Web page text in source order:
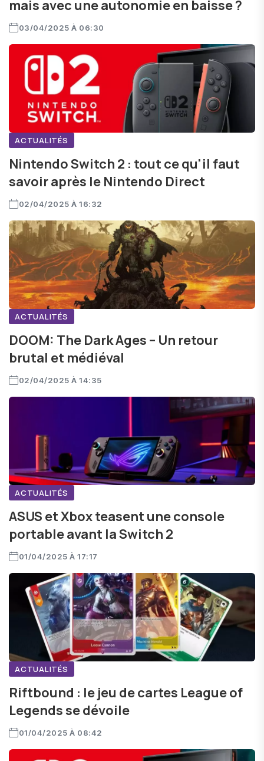
mais avec une autonomie en baisse ?
03/04/2025 À 06:30
ACTUALITÉS
Nintendo Switch 2 : tout ce qu'il faut
savoir après le Nintendo Direct
02/04/2025 À 16:32
ACTUALITÉS
DOOM: The Dark Ages – Un retour
brutal et médiéval
02/04/2025 À 14:35
ACTUALITÉS
ASUS et Xbox teasent une console
portable avant la Switch 2
01/04/2025 À 17:17
ACTUALITÉS
Riftbound : le jeu de cartes League of
Legends se dévoile
01/04/2025 À 08:42